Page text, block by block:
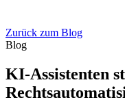
Zurück zum Blog
Blog
KI-Assistenten